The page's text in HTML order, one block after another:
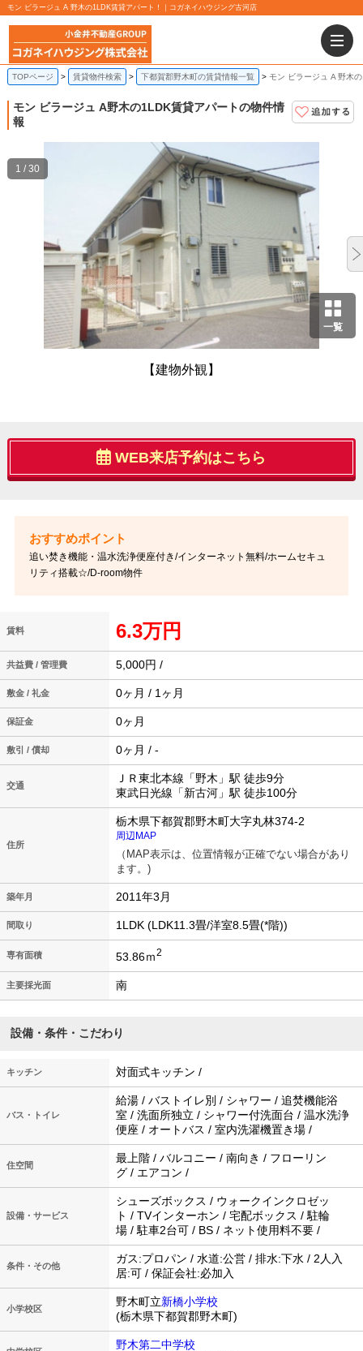
モン ビラージュ A 野木の1LDK賃貸アパート！｜コガネイハウジング古河店
TOPページ 賃貸物件検索 下都賀郡野木町の賃貸情報一覧 モン ビラージュ A 野木
モン ビラージュ A野木の1LDK賃貸アパートの物件情
報
一覧
【建物外観】
1 / 30
WEB来店予約はこちら
追い焚き機能・温水洗浄便座付き/インターネット無料/ホームセキュ
リティ搭載☆/D-room物件
賃料 6.3万円
共益費 / 管理費 5,000円 /
敷金 / 礼金 0ヶ月 / 1ヶ月
保証金 0ヶ月
敷引 / 償却 0ヶ月 / -
交通
ＪＲ東北本線「野木」駅 徒歩9分
東武日光線「新古河」駅 徒歩100分
住所
栃木県下都賀郡野木町大字丸林374-2
周辺MAP
（MAP表示は、位置情報が正確でない場合があり
ます。)
築年月 2011年3月
間取り 1LDK (LDK11.3畳/洋室8.5畳(*階))
専有面積 53.86ｍ2
主要採光面 南
設備・条件・こだわり
キッチン 対面式キッチン /
バス・トイレ
給湯 / バストイレ別 / シャワー / 追焚機能浴
室 / 洗面所独立 / シャワー付洗面台 / 温水洗浄
便座 / オートバス / 室内洗濯機置き場 /
住空間
最上階 / バルコニー / 南向き / フローリン
グ / エアコン /
設備・サービス
シューズボックス / ウォークインクロゼッ
ト / TVインターホン / 宅配ボックス / 駐輪
場 / 駐車2台可 / BS / ネット使用料不要 /
条件・その他
ガス:プロパン / 水道:公営 / 排水:下水 / 2人入
居:可 / 保証会社:必加入
小学校区
野木町立新橋小学校
(栃木県下都賀郡野木町)
野木第二中学校